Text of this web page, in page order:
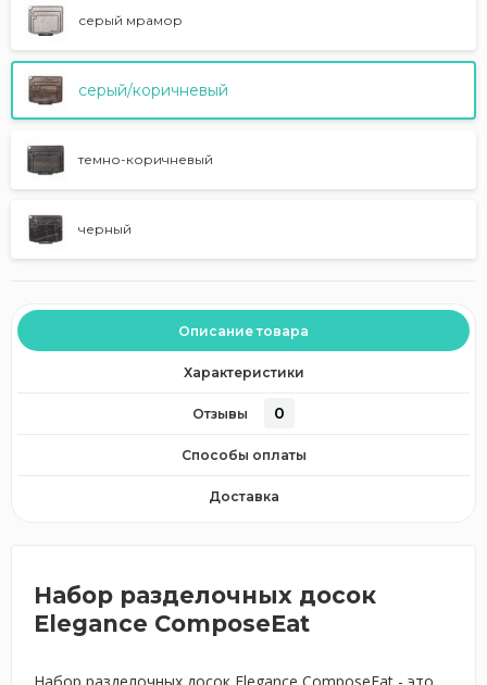
серый мрамор
серый/коричневый
темно-коричневый
черный
Описание товара
Характеристики
Отзывы 0
Способы оплаты
Доставка
Набор разделочных досок
Elegance ComposeEat